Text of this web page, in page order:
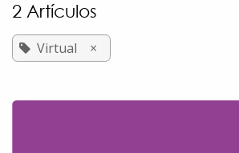
2 Artículos
Virtual ×